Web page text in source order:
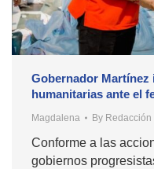
Gobernador Martínez
humanitarias ante el
Magdalena By Redacción
Conforme a las
gobiernos